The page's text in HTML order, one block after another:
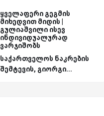
ყველაფერი გეგმის
მიხედვით მიდის |
გულიაშვილი ისევ
ინდივიდუალურად
ვარჯიშობს
საქართველოს ნაკრების
შემტევის, გიორგი...